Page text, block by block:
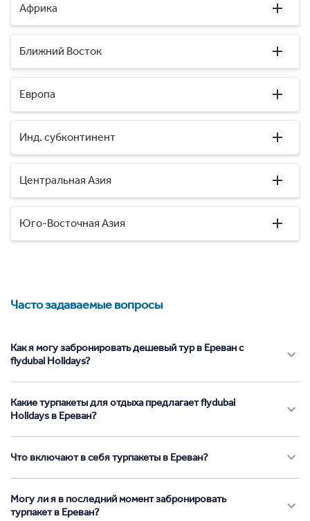
Африка
Ближний Восток
Европа
Инд. субконтинент
Центральная Азия
Юго-Восточная Азия
Часто задаваемые вопросы
Как я могу забронировать дешевый тур в Ереван с
flydubai Holidays?
Какие турпакеты для отдыха предлагает flydubai
Holidays в Ереван?
Что включают в себя турпакеты в Ереван?
Могу ли я в последний момент забронировать
турпакет в Ереван?